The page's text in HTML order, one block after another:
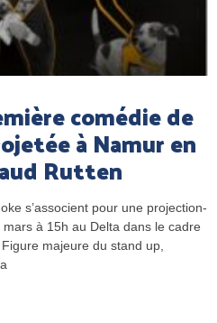
comédie de
à Namur en
Rutten
s’associent pour une projection-
à 15h au Delta dans le cadre
majeure du stand up,